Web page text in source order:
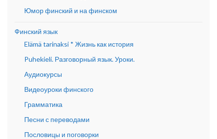
Юмор финский и на финском
Финский язык
Elämä tarinaksi * Жизнь как история
Puhekieli. Разговорный язык. Уроки.
Аудиокурсы
Видеоуроки финского
Грамматика
Песни с переводами
Пословицы и поговорки